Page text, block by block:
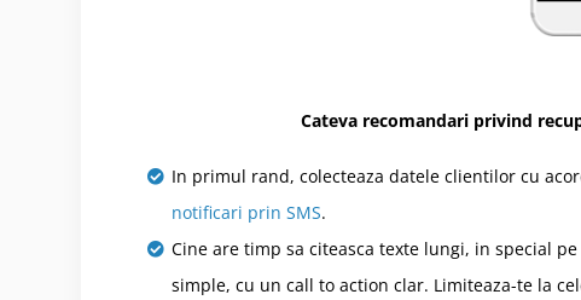
Cateva recomandari privind
In primul rand, colecteaza datele clientilor cu
notificari prin SMS.
Cine are timp sa citeasca texte lungi, in special
simple, cu un call to action clar. Limiteaza-te la